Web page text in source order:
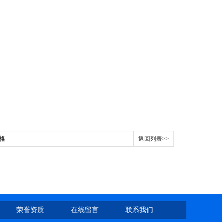
返回列表>>
荣誉资质 在线留言 联系我们